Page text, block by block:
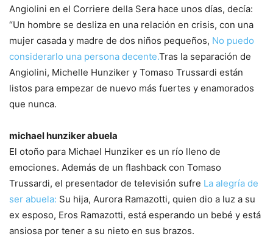
Angiolini en el Corriere della Sera hace unos días, decía:
“Un hombre se desliza en una relación en crisis, con una
mujer casada y madre de dos niños pequeños, No puedo
considerarlo una persona decente.Tras la separación de
Angiolini, Michelle Hunziker y Tomaso Trussardi están
listos para empezar de nuevo más fuertes y enamorados
que nunca.
michael hunziker abuela
El otoño para Michael Hunziker es un río lleno de
emociones. Además de un flashback con Tomaso
Trussardi, el presentador de televisión sufre La alegría de
ser abuela: Su hija, Aurora Ramazotti, quien dio a luz a su
ex esposo, Eros Ramazotti, está esperando un bebé y está
ansiosa por tener a su nieto en sus brazos.